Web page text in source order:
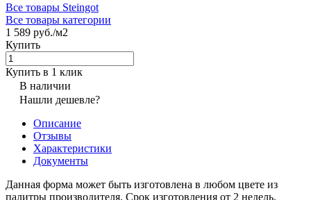
Все товары Steingot
Все товары категории
1 589 руб./м2
Купить
Купить в 1 клик
В наличии
Нашли дешевле?
Описание
Отзывы
Характеристики
Документы
Данная форма может быть изготовлена в любом цвете из
палитры производителя. Срок изготовления от 2 недель.